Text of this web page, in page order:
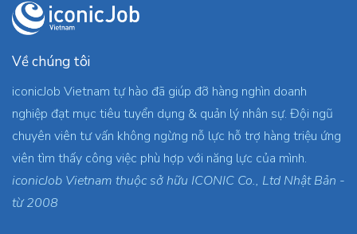
Về chúng tôi
iconicJob Vietnam tự hào đã giúp đỡ hàng nghìn doanh
nghiệp đạt mục tiêu tuyển dụng & quản lý nhân sự. Đội ngũ
chuyên viên tư vấn không ngừng nỗ lực hỗ trợ hàng triệu ứng
viên tìm thấy công việc phù hợp với năng lực của mình.
iconicJob Vietnam thuộc sở hữu ICONIC Co., Ltd Nhật Bản -
từ 2008